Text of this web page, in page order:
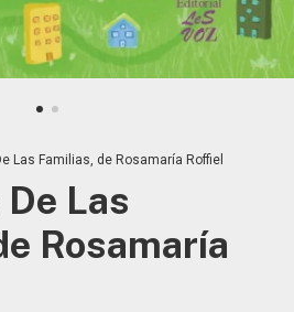
Las Familias, de Rosamaría Roffiel
Las
Rosamaría